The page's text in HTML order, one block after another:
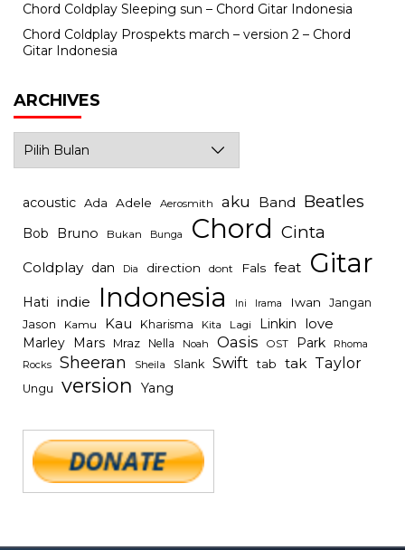
Chord Coldplay Sleeping sun – Chord Gitar Indonesia
Chord Coldplay Prospekts march – version 2 – Chord
Gitar Indonesia
ARCHIVES
acoustic Ada Adele Aerosmith aku Band Beatles
Bob Bruno Bukan Bunga Chord Cinta
Coldplay dan Dia direction dont Fals feat Gitar
Hati indie Indonesia Ini Irama Iwan Jangan
Jason Kamu Kau Kharisma Kita Lagi Linkin love
Marley Mars Mraz Nella Noah Oasis OST Park Rhoma
Rocks Sheeran Sheila Slank Swift tab tak Taylor
Ungu version Yang